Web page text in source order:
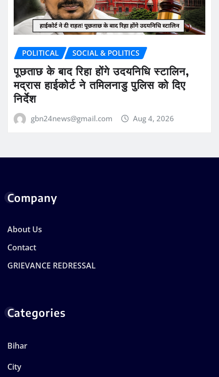
POLITICAL SOCIAL & POLITICS
पूछताछ के बाद रिहा होंगे उदयनिधि स्टालिन,
मद्रास हाईकोर्ट ने तमिलनाडु पुलिस को दिए
निर्देश
gbn24news@gmail.com Aug 4, 2026
Company
About Us
Contact
GRIEVANCE REDRESSAL
Categories
Bihar
City